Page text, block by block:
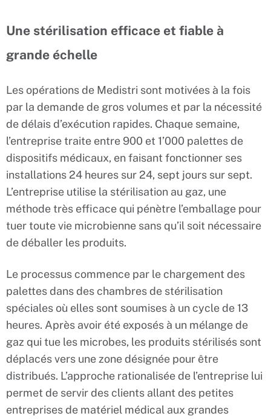
Une stérilisation efficace et fiable à
grande échelle
Les opérations de Medistri sont motivées à la fois
par la demande de gros volumes et par la nécessité
de délais d’exécution rapides. Chaque semaine,
l’entreprise traite entre 900 et 1’000 palettes de
dispositifs médicaux, en faisant fonctionner ses
installations 24 heures sur 24, sept jours sur sept.
L’entreprise utilise la stérilisation au gaz, une
méthode très efficace qui pénètre l’emballage pour
tuer toute vie microbienne sans qu’il soit nécessaire
de déballer les produits.
Le processus commence par le chargement des
palettes dans des chambres de stérilisation
spéciales où elles sont soumises à un cycle de 13
heures. Après avoir été exposés à un mélange de
gaz qui tue les microbes, les produits stérilisés sont
déplacés vers une zone désignée pour être
distribués. L’approche rationalisée de l’entreprise lui
permet de servir des clients allant des petites
entreprises de matériel médical aux grandes